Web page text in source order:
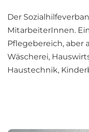
Der
MitarbeiterInnen.
Pflegebereich, aber
Wäscherei,
Haustechnik,